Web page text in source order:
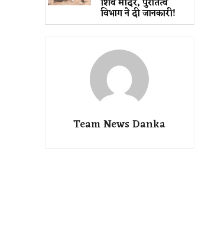
शिव मंदिर, पुरातत्व
विभाग ने दी जानकारी!
Team News Danka